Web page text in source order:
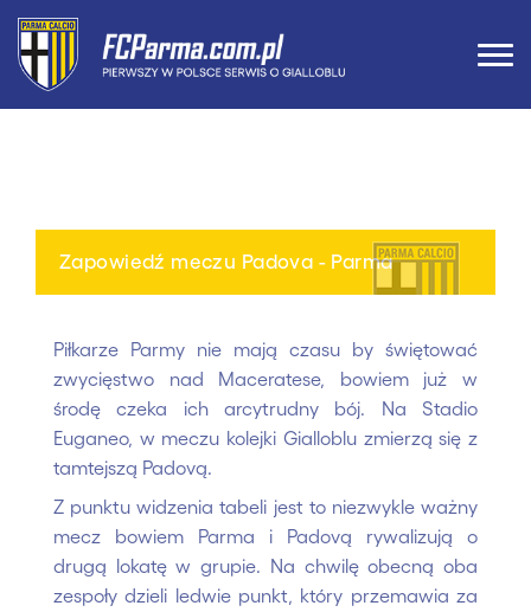
Zapowiedź meczu Padova - Parma
Piłkarze Parmy nie mają czasu by świętować
zwycięstwo nad Maceratese, bowiem już w
środę czeka ich arcytrudny bój. Na Stadio
Euganeo, w meczu kolejki Gialloblu zmierzą się z
tamtejszą Padovą.
Z punktu widzenia tabeli jest to niezwykle ważny
mecz bowiem Parma i Padovą rywalizują o
drugą lokatę w grupie. Na chwilę obecną oba
zespoły dzieli ledwie punkt, który przemawia za